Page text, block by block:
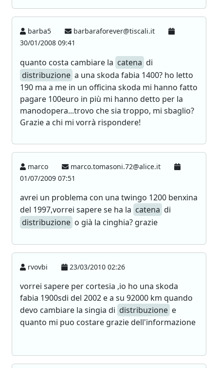
barba5
barbaraforever@tiscali.it
30/01/2008 09:41
quanto costa cambiare la catena di
distribuzione a una skoda fabia 1400? ho letto
190 ma a me in un officina skoda mi hanno fatto
pagare 100euro in più mi hanno detto per la
manodopera...trovo che sia troppo, mi sbaglio?
Grazie a chi mi vorrà rispondere!
marco
marco.tomasoni.72@alice.it
01/07/2009 07:51
avrei un problema con una twingo 1200 benxina
del 1997,vorrei sapere se ha la catena di
distribuzione o già la cinghia? grazie
rvovbi 23/03/2010 02:26
vorrei sapere per cortesia ,io ho una skoda
fabia 1900sdi del 2002 e a su 92000 km quando
devo cambiare la singia di distribuzione e
quanto mi puo costare grazie dell'informazione